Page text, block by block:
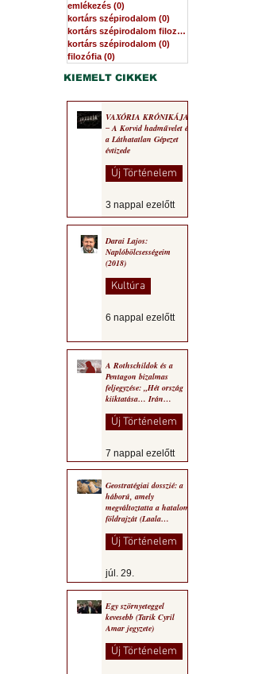
emlékezés (0)
kortárs szépirodalom (0)
kortárs szépirodalom filozófia
kortárs szépirodalom (0)
filozófia (0)
KIEMELT CIKKEK
VAXÓRIA KRÓNIKÁJA
‒ A Korvid hadművelet és
a Láthatatlan Gépezet
évtizede
Új Történelem
3 nappal ezelőtt
Darai Lajos:
Naplóbölcsességeim
(2018)
Kultúra
6 nappal ezelőtt
A Rothschildok és a
Pentagon bizalmas
feljegyzése: „Hét ország
kiiktatása… Irán
Új Történelem
7 nappal ezelőtt
Geostratégiai dosszié: a
háború, amely
megváltoztatta a hatalom
földrajzát (Laala
Új Történelem
júl. 29.
Egy szörnyeteggel
kevesebb (Tarik Cyril
Amar jegyzete)
Új Történelem